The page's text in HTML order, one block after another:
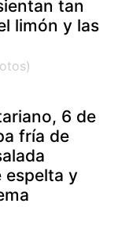
tan
limón y las
6 de
fría de
espelta y